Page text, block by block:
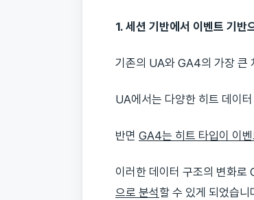
1. 세션 기반에서 이벤트 기반
기존의 UA와 GA4의 가장 큰
UA에서는 다양한 히트 데이
반면 GA4는 히트 타입이 이
이러한 데이터 구조의 변화로
으로 분석할 수 있게 되었습니